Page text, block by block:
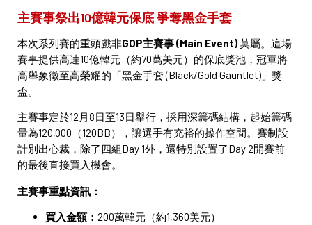
主賽事祭出10億韓元保底 爭奪黑金手套
本次系列賽的重頭戲非GOP主賽事 (Main Event)莫屬。這場
賽事提供高達10億韓元（約70萬美元）的保底獎池，冠軍將
高舉象徵至高榮耀的「黑金手套 (Black/Gold Gauntlet)」獎
盃。
主賽事定於12月8日至13日舉行，採用深籌碼結構，起始籌碼
量為120,000（120BB），讓選手有充裕的操作空間。賽制設
計別出心裁，除了四組Day 1外，還特別設置了Day 2開賽前
的最後直接買入機會。
主賽事重點資訊：
買入金額： 200萬韓元（約1,360美元）